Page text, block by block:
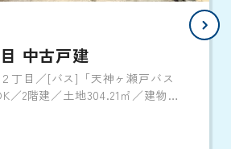
中古戸建
丁目／[バス]「天神ヶ瀬戸バス
／2階建／土地304.21㎡／建物